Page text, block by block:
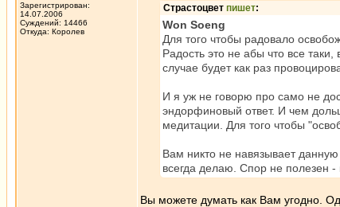
Зарегистрирован:
14.07.2006
Суждений: 14466
Откуда: Королев
Страстоцвет пишет:
Won Soeng
Для того чтобы радовало
Радость это не абы что все
случае будет как раз
И я уж не говорю про само не
эндорфиновый ответ. И чем
медитации. Для того чтобы
Вам никто не навязывает
всегда делаю. Спор не полезен
Вы можете думать как Вам угодно.